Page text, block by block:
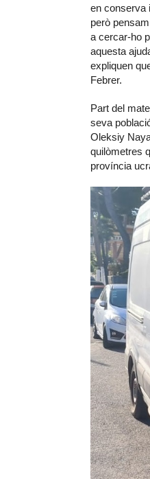
en conserva
però
a cercar-ho
aquesta
expliquen
Febrer.
Part del
seva
Oleksiy
quilòmetres
província